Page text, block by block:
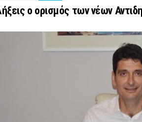
ο ορισμός των νέων